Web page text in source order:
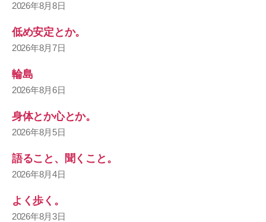
2026年8月8日
低め安定とか。
2026年8月7日
輪島
2026年8月6日
身体とか心とか。
2026年8月5日
語ること、聞くこと。
2026年8月4日
よく歩く。
2026年8月3日